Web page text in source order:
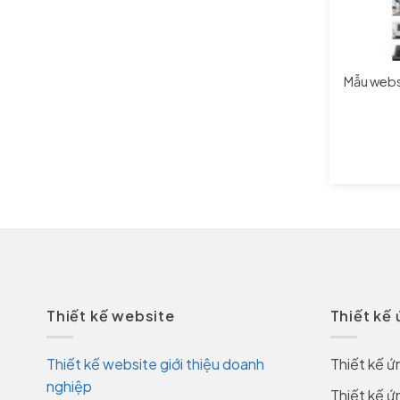
Mẫu
Thiết kế website
Thiết kế website giới thiệu doanh
nghiệp
Thiết kế
Thiết kế
Thiết kế